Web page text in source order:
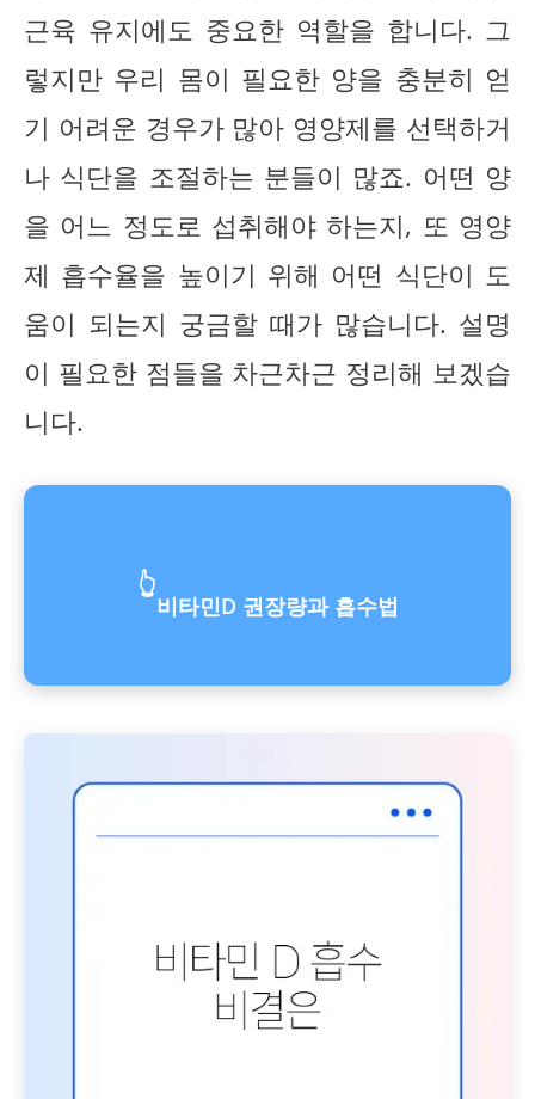
근육 유지에도 중요한 역할을 합니다. 그
렇지만 우리 몸이 필요한 양을 충분히 얻
기 어려운 경우가 많아 영양제를 선택하거
나 식단을 조절하는 분들이 많죠. 어떤 양
을 어느 정도로 섭취해야 하는지, 또 영양
제 흡수율을 높이기 위해 어떤 식단이 도
움이 되는지 궁금할 때가 많습니다. 설명
이 필요한 점들을 차근차근 정리해 보겠습
니다.
👆
비타민D 권장량과 흡수법